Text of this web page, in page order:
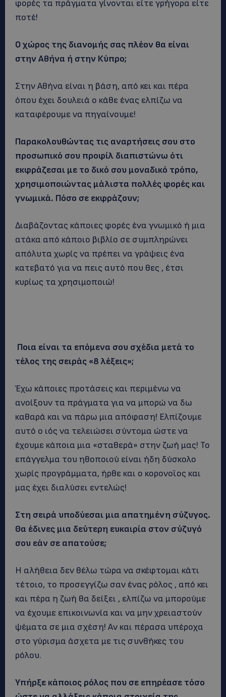
φορές τα πράγματα γίνονται είτε γρήγορα είτε
ποτέ!
Ο χώρος της διανομής σας πλέον θα είναι
στην Αθήνα ή στην Κύπρο;
Στην Αθήνα είναι η βάση, από κει και πέρα
όπου έχει δουλειά ο κάθε ένας ελπίζω να
καταφέρουμε να πηγαίνουμε!
Παρακολουθώντας τις αναρτήσεις σου στο
προσωπικό σου προφίλ διαπιστώνω ότι
εκφράζεσαι με το δικό σου μοναδικό τρόπο,
χρησιμοποιώντας μάλιστα πολλές φορές και
γνωμικά. Πόσο σε εκφράζουν;
Διαβάζοντας κάποιες φορές ένα γνωμικό ή μια
ατάκα από κάποιο βιβλίο σε συμπληρώνει
απόλυτα χωρίς να πρέπει να γράψεις ένα
κατεβατό για να πεις αυτό που θες , έτσι
κυρίως τα χρησιμοποιώ!
Ποια είναι τα επόμενα σου σχέδια μετά το
τέλος της σειράς «8 λέξεις»;
Έχω κάποιες προτάσεις και περιμένω να
ανοίξουν τα πράγματα για να μπορώ να δω
καθαρά και να πάρω μια απόφαση! Ελπίζουμε
αυτό ο ιός να τελειώσει σύντομα ώστε να
έχουμε κάποια μια «σταθερά» στην ζωή μας! Το
επάγγελμα του ηθοποιού είναι ήδη δύσκολο
χωρίς προγράμματα, ήρθε και ο κορονοϊος και
μας έχει διαλύσει εντελώς!
Στη σειρά υποδύεσαι μια απατημένη σύζυγος.
Θα έδινες μια δεύτερη ευκαιρία στον σύζυγό
σου εάν σε απατούσε;
Η αλήθεια δεν θέλω τώρα να σκέφτομαι κάτι
τέτοιο, το προσεγγίζω σαν ένας ρόλος , από κει
και πέρα η ζωή θα δείξει , ελπίζω να μπορούμε
να έχουμε επικοινωνία και να μην χρειαστούν
ψέματα σε μια σχέση! Αν και πέρασα υπέροχα
στο γύρισμα άσχετα με τις συνθήκες του
ρόλου.
Υπήρξε κάποιος ρόλος που σε επηρέασε τόσο